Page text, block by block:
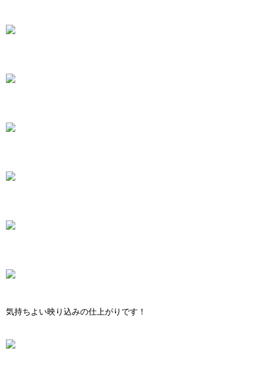
気持ちよい映り込みの仕上がりです！